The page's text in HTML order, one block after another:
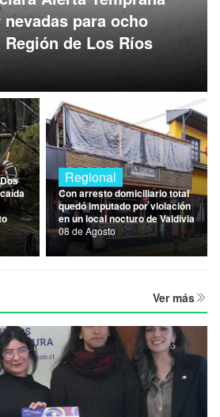
para ocho
de Los Ríos
Regional
Con arresto domiciliario total
quedó imputado por violación
en un local nocturo de Valdivia
08 de Agosto
Ver más